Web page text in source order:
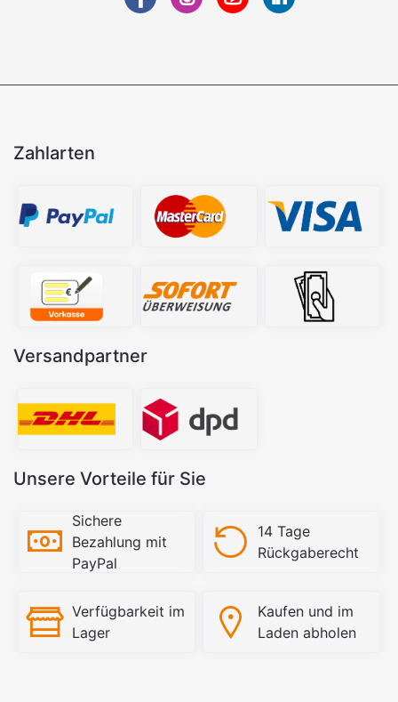
Zahlarten
Versandpartner
Unsere Vorteile für Sie
Sichere
Bezahlung mit
PayPal
14 Tage
Rückgaberecht
Verfügbarkeit im
Lager
Kaufen und im
Laden abholen